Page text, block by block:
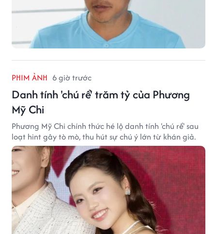
PHIM ẢNH 6 giờ trước
Danh tính 'chú rể' trăm tỷ của Phương
Mỹ Chi
Phương Mỹ Chi chính thức hé lộ danh tính 'chú rể' sau
loạt hint gây tò mò, thu hút sự chú ý lớn từ khán giả.